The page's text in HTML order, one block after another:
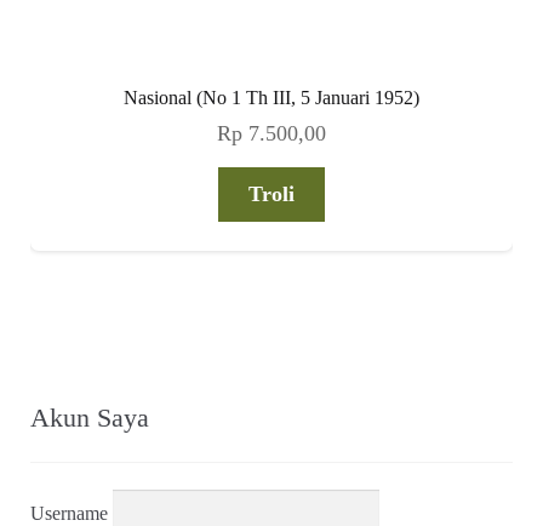
Nasional (No 1 Th III, 5 Januari 1952)
Rp 7.500,00
Troli
Akun Saya
Username